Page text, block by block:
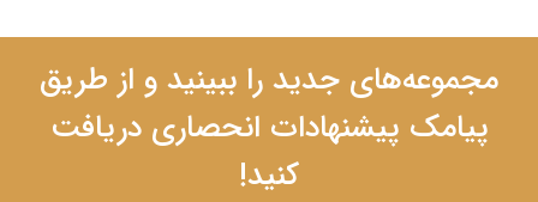
مجموعه‌های جدید را ببینید و از طریق
پیامک پیشنهادات انحصاری دریافت
کنید!